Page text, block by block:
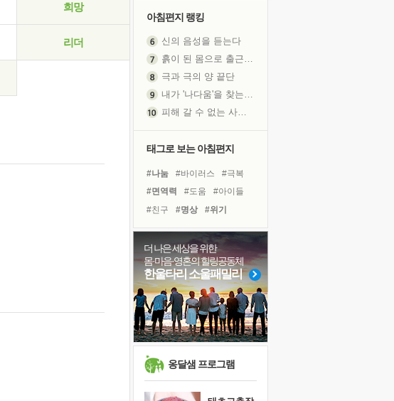
희망
리더
아침편지 랭킹
극과 극의 양 끝단
피해 갈 수 없는 사건들
처음 손을 잡았던 날
'말 타는 법'을 먼저
졸업식 사진을 보며
마음이 멈춰 버린 곳
유년 시절의 부산 영도 바다
못된 꼰대들
희망이란
'모른다'는 것
귀를 열고 마음을 내어주고
영적 성장의 여정
장 건강이 중요한 이유
신의 음성을 듣는다
태그로 보는 아침편지
#나눔 #바이러스
#극복
#면역력
#도움
#아이들
#친구
#명상
#위기
#다짐
#사람
#유튜브
#계획
#희망
#선택
#리더
#삶
#링컨학교
#건강
#힐링
#경험
#독서
더 나은 세상을 위한
몸·마음·영혼의 힐링공동체
한울타리 소울패밀리
옹달샘 프로그램